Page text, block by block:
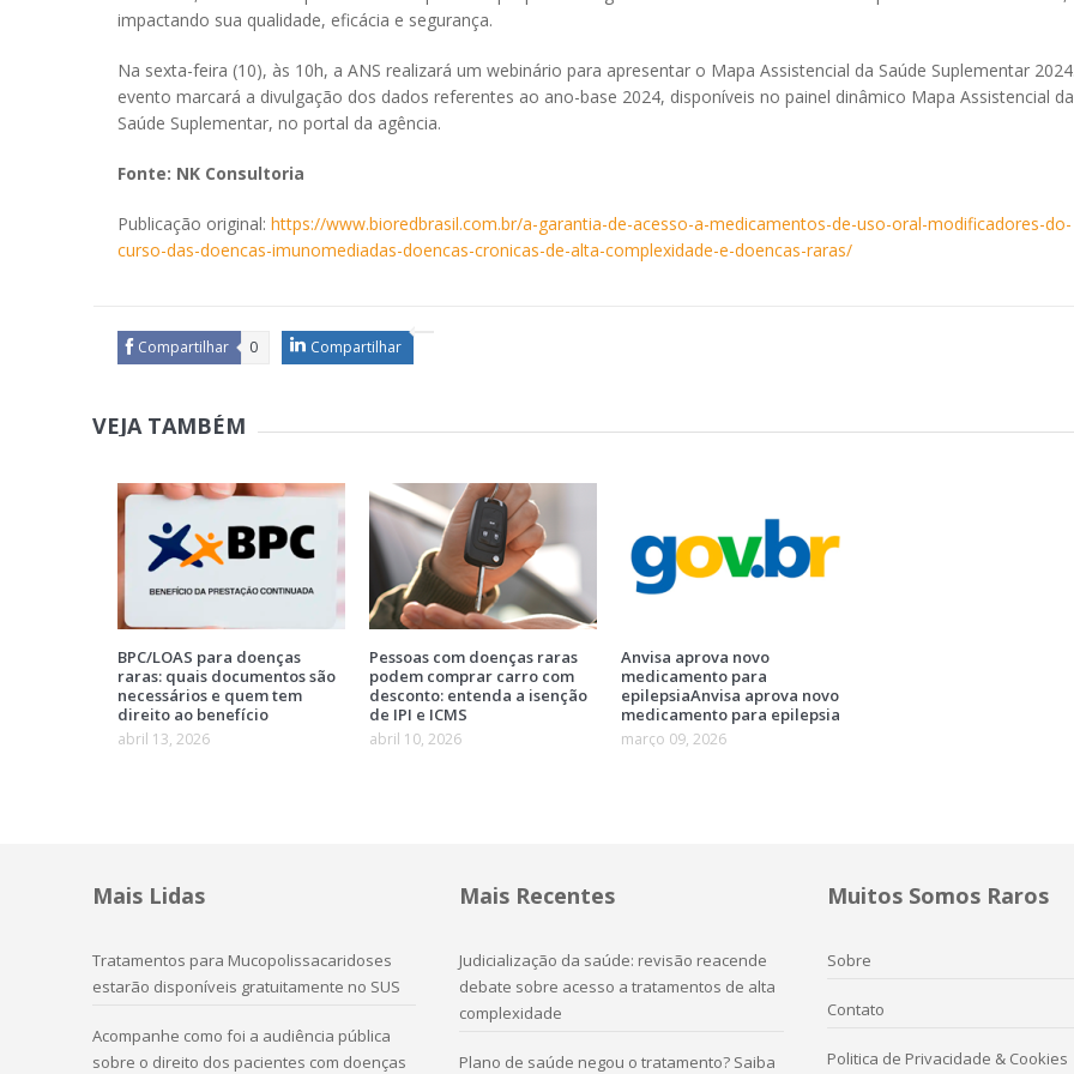
impactando sua qualidade, eficácia e segurança.
Na sexta-feira (10), às 10h, a ANS realizará um webinário para apresentar o Mapa Assistencial da Saúde Suplementar
evento marcará a divulgação dos dados referentes ao ano-base 2024, disponíveis no painel dinâmico Mapa Assistencial da
Saúde Suplementar, no portal da agência.
Fonte: NK Consultoria
Publicação original: https://www.bioredbrasil.com.br/a-garantia-de-acesso-a-medicamentos-de-uso-oral-modificadores-do-
curso-das-doencas-imunomediadas-doencas-cronicas-de-alta-complexidade-e-doencas-raras/
Compartilhar 0 Compartilhar
VEJA TAMBÉM
BPC/LOAS para doenças
raras: quais documentos são
necessários e quem tem
direito ao benefício
abril 13, 2026
Pessoas com doenças raras
podem comprar carro com
desconto: entenda a isenção
de IPI e ICMS
abril 10, 2026
Anvisa aprova novo
medicamento para
epilepsiaAnvisa aprova novo
medicamento para epilepsia
março 09, 2026
Mais Lidas
Tratamentos para Mucopolissacaridoses
estarão disponíveis gratuitamente no SUS
Acompanhe como foi a audiência pública
sobre o direito dos pacientes com doenças
Mais Recentes
Judicialização da saúde: revisão reacende
debate sobre acesso a tratamentos de alta
complexidade
Plano de saúde negou o tratamento? Saiba
Muitos Somos Raros
Sobre
Contato
Politica de Privacidade & Cookies